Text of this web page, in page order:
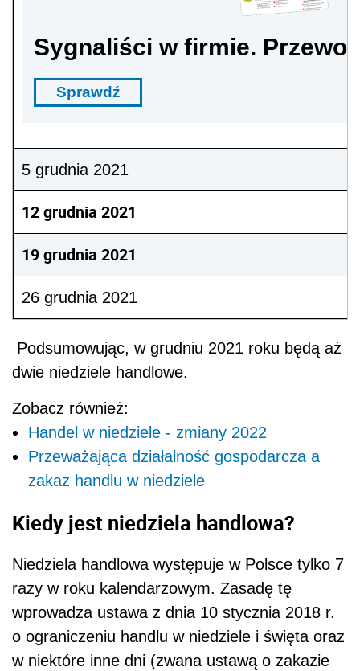
Sygnaliści w firmie.
Sprawdź
5 grudnia 2021
12 grudnia 2021
19 grudnia 2021
26 grudnia 2021
Podsumowując, w grudniu 2021 roku będą aż
dwie niedziele handlowe.
Zobacz również:
Handel w niedziele - zmiany 2022
Przeważająca działalność gospodarcza a
zakaz handlu w niedziele
Kiedy jest niedziela handlowa?
Niedziela handlowa występuje w Polsce tylko 7
razy w roku kalendarzowym. Zasadę tę
wprowadza ustawa z dnia 10 stycznia 2018 r.
o ograniczeniu handlu w niedziele i święta oraz
w niektóre inne dni (zwana ustawą o zakazie